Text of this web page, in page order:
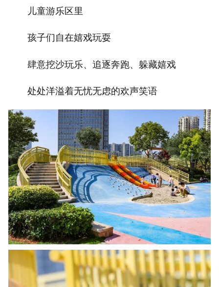
儿童游乐区里
孩子们自在嬉戏玩耍
肆意挖沙玩乐、追逐奔跑、躲藏嬉戏
处处洋溢着无忧无虑的欢声笑语